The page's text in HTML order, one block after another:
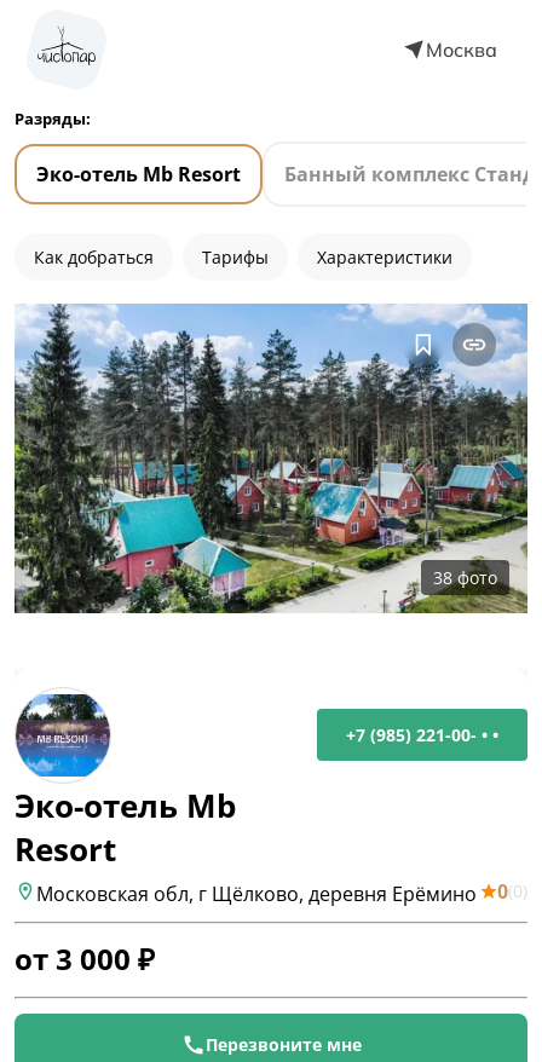
Москва
Разряды:
Эко-отель Mb Resort Банный комплекс
Как добраться Тарифы Характеристики
38фото
+7 (985) 221-00- • •
Эко-отель Mb
Resort
Московская обл, г Щёлково, деревня Ерёмино 0(0)
от 3 000 ₽
Перезвоните мне